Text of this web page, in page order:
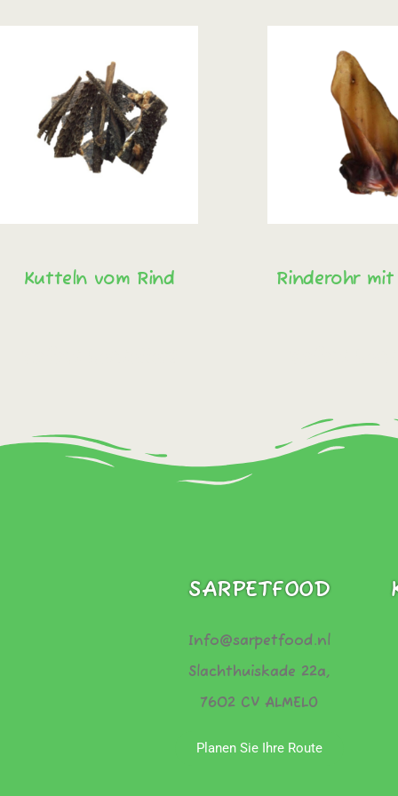
Kutteln vom Rind Rinderohr mit
SARPETFOOD
Info@sarpetfood.nl
Slachthuiskade 22a,
7602 CV ALMELO
Planen Sie Ihre Route